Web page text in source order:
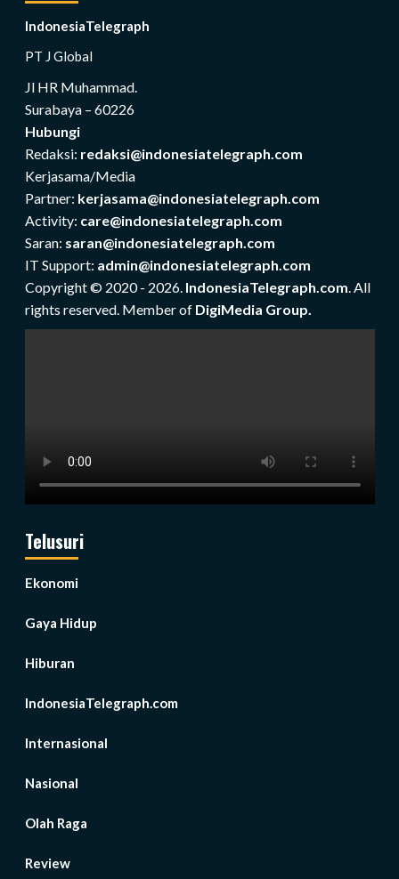
IndonesiaTelegraph
PT J Global
Jl HR Muhammad.
Surabaya – 60226
Hubungi
Redaksi: redaksi@indonesiatelegraph.com
Kerjasama/Media
Partner: kerjasama@indonesiatelegraph.com
Activity: care@indonesiatelegraph.com
Saran: saran@indonesiatelegraph.com
IT Support: admin@indonesiatelegraph.com
Copyright © 2020 - 2026. IndonesiaTelegraph.com. All
rights reserved. Member of DigiMedia Group.
Telusuri
Ekonomi
Gaya Hidup
Hiburan
IndonesiaTelegraph.com
Internasional
Nasional
Olah Raga
Review